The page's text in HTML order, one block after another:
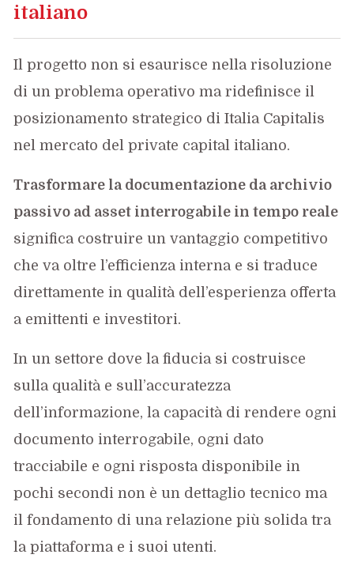
italiano
Il progetto non si esaurisce nella risoluzione
di un problema operativo ma ridefinisce il
posizionamento strategico di Italia Capitalis
nel mercato del private capital italiano.
Trasformare la documentazione da archivio
passivo ad asset interrogabile in tempo reale
significa costruire un vantaggio competitivo
che va oltre l’efficienza interna e si traduce
direttamente in qualità dell’esperienza offerta
a emittenti e investitori.
In un settore dove la fiducia si costruisce
sulla qualità e sull’accuratezza
dell’informazione, la capacità di rendere ogni
documento interrogabile, ogni dato
tracciabile e ogni risposta disponibile in
pochi secondi non è un dettaglio tecnico ma
il fondamento di una relazione più solida tra
la piattaforma e i suoi utenti.